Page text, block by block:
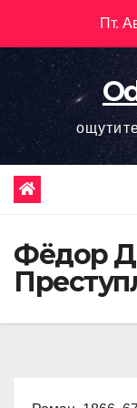
содержимому
Пт.
Фёдор